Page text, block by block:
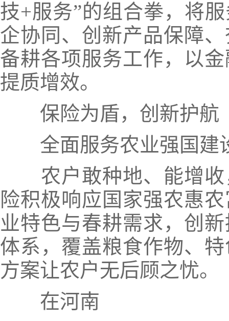
技+服务”的组合拳，将
企协同、创新产品保障
备耕各项服务工作，以
提质增效。
保险为盾，创新护航
全面服务农业强国建
农户敢种地、能增
险积极响应国家强农惠
业特色与春耕需求， 创
体系，覆盖粮食作物、
方案让农户无后顾之忧。
在河南